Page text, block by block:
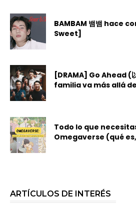
BAMBAM 뱀뱀 hace
Sweet]
[DRAMA] Go Ahead (
familia va más allá
Todo lo que
Omegaverse (qué
ARTÍCULOS DE INTERÉS